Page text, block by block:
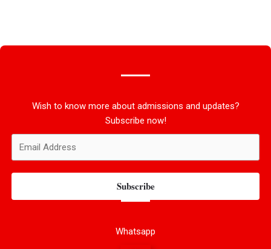
Wish to know more about admissions and updates?
Subscribe now!
Subscribe
Whatsapp